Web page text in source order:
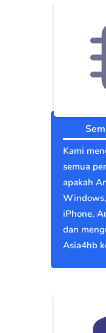
Kami
semua
apakah
iPhone,
dan
Asia4hb